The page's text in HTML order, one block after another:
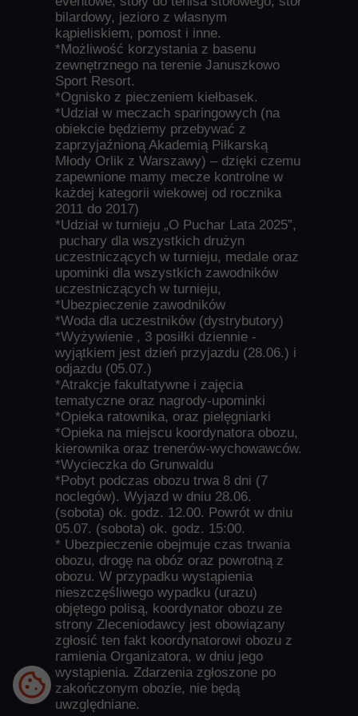
bilardowy, jezioro z własnym
kąpieliskiem, pomost i inne.
*Możliwość korzystania z basenu
zewnętrznego na terenie Januszkowo
Sport Resort.
*Ognisko z pieczeniem kiełbasek.
*Udział w meczach sparingowych (na
obiekcie będziemy przebywać z
zaprzyjaźnioną Akademią Piłkarską
Młody Orlik z Warszawy) – dzięki czemu
zapewnione mamy mecze kontrolne w
każdej kategorii wiekowej od rocznika
2011 do 2017)
*Udział w turnieju „O Puchar Lata 2025”,
puchary dla wszystkich drużyn
uczestniczących w turnieju, medale oraz
upominki dla wszystkich zawodników
uczestniczących w turnieju,
*Ubezpieczenie zawodników
*Woda dla uczestników (dystrybutory)
*Wyżywienie , 3 posiłki dziennie -
wyjątkiem jest dzień przyjazdu (28.06.) i
odjazdu (05.07.)
*Atrakcje fakultatywne i zajęcia
tematyczne oraz nagrody-upominki
*Opieka ratownika, oraz pielęgniarki
*Opieka na miejscu koordynatora obozu,
kierownika oraz trenerów-wychowawców.
*Wycieczka do Grunwaldu
*Pobyt podczas obozu trwa 8 dni (7
noclegów). Wyjazd w dniu 28.06.
(sobota) ok. godz. 12.00. Powrót w dniu
05.07. (sobota) ok. godz. 15:00.
* Ubezpieczenie obejmuje czas trwania
obozu, drogę na obóz oraz powrotną z
obozu. W przypadku wystąpienia
nieszczęśliwego wypadku (urazu)
objętego polisą, koordynator obozu ze
strony Zleceniodawcy jest obowiązany
zgłosić ten fakt koordynatorowi obozu z
ramienia Organizatora, w dniu jego
wystąpienia. Zdarzenia zgłoszone po
zakończonym obozie, nie będą
uwzględniane.